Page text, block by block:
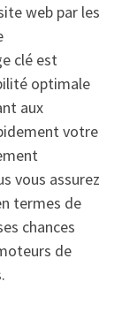
web par les
clé est
optimale
aux
votre
vous assurez
termes de
chances
de